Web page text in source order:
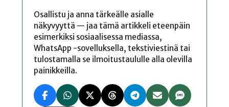
Osallistu ja anna tärkeälle asialle
näkyvyyttä — jaa tämä artikkeli eteenpäin
esimerkiksi sosiaalisessa mediassa,
WhatsApp -sovelluksella, tekstiviestinä tai
tulostamalla se ilmoitustaululle alla olevilla
painikkeilla.